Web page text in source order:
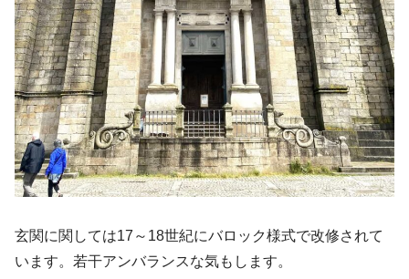
玄関に関しては17～18世紀にバロック様式で改修されて
います。若干アンバランスな気もします。